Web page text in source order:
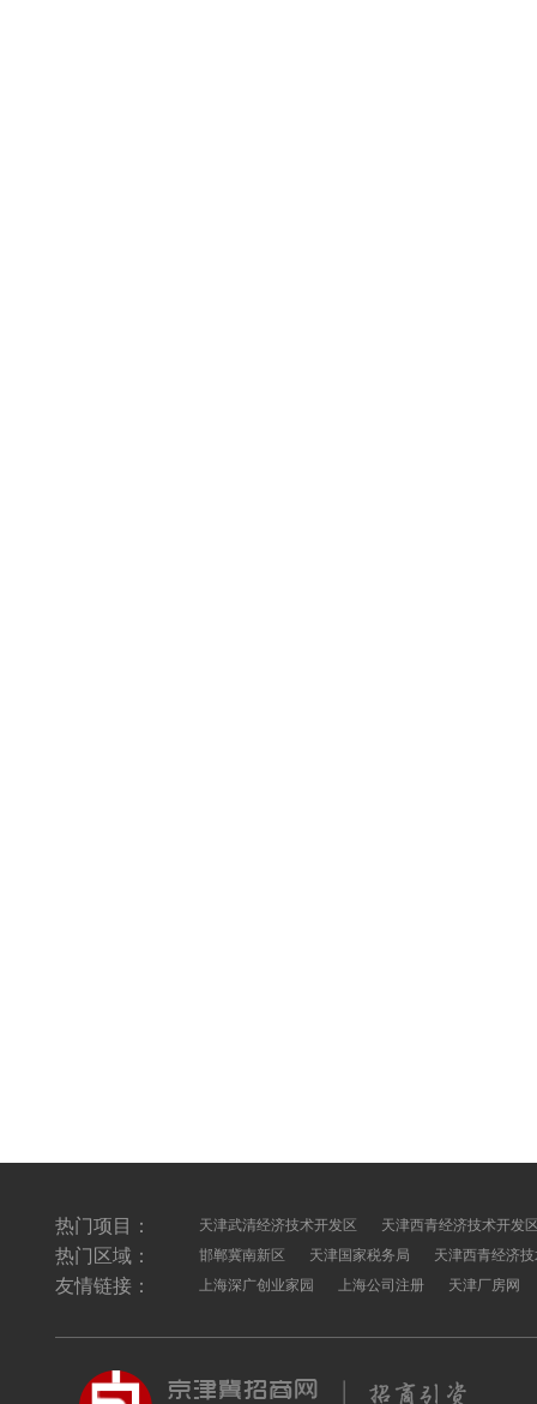
热门项目： 天津武清经济技术开发区 天津西青经济技术开发
热门区域： 邯郸冀南新区 天津国家税务局 天津西青经济
友情链接： 上海深广创业家园 上海公司注册 天津厂房网